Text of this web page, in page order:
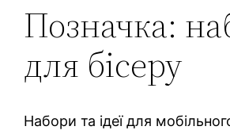
Позначка:
для бісеру
Набори та ідеї для